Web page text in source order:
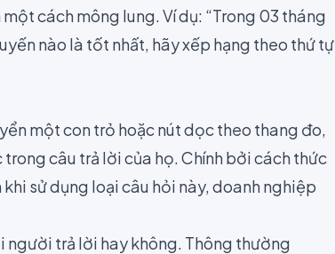
cách mông lung. Ví dụ: “Trong 03 tháng
nào là tốt nhất, hãy xếp hạng theo thứ tự
một con trỏ hoặc nút dọc theo thang đo,
câu trả lời của họ. Chính bởi cách thức
sử dụng loại câu hỏi này,doanh nghiệp
người trả lời hay không. Thông thường